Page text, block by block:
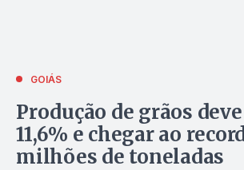
GOIÁS
Produção de grãos
11,6% e chegar ao
milhões de toneladas